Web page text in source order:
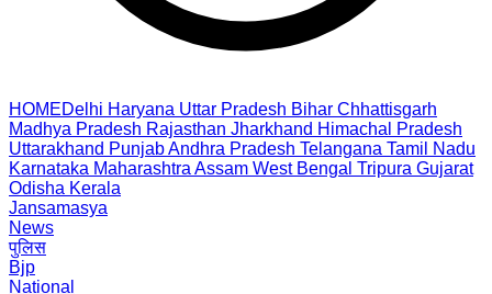
HOMEDelhi Haryana Uttar Pradesh Bihar Chhattisgarh
Madhya Pradesh Rajasthan Jharkhand Himachal Pradesh
Uttarakhand PunjabAndhra Pradesh Telangana Tamil Nadu
Karnataka Maharashtra Assam West Bengal Tripura Gujarat
Odisha Kerala
Jansamasya
News
पुलिस
Bjp
National